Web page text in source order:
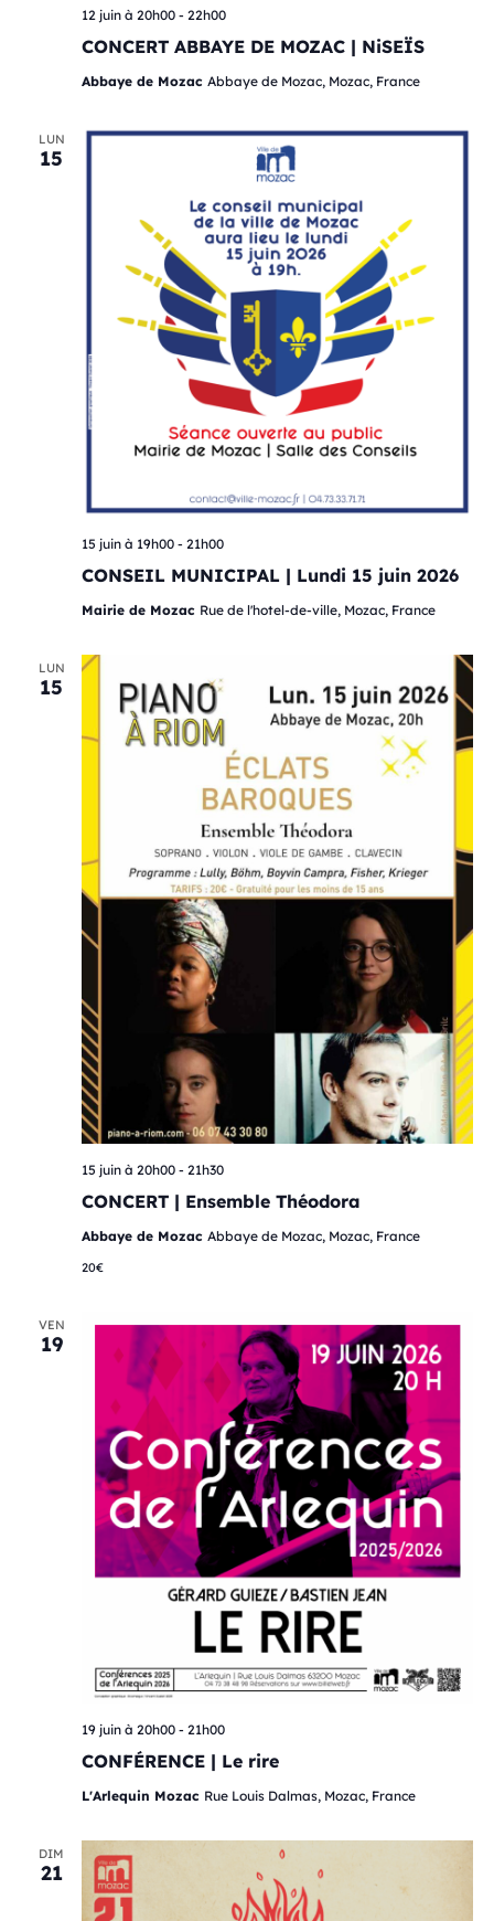
CONCERT ABBAYE DE MOZAC | NiSEÏS
12 juin à 20h00- 22h00
Abbaye de Mozac Abbaye de Mozac, Mozac, France
LUN
15
CONSEIL MUNICIPAL | Lundi 15 juin 2026
15 juin à 19h00- 21h00
Mairie de Mozac Rue de l'hotel-de-ville, Mozac, France
LUN
15
CONCERT | Ensemble Théodora
15 juin à 20h00- 21h30
Abbaye de Mozac Abbaye de Mozac, Mozac, France
20€
VEN
19
CONFÉRENCE | Le rire
19 juin à 20h00- 21h00
L'Arlequin Mozac Rue Louis Dalmas, Mozac, France
DIM
21